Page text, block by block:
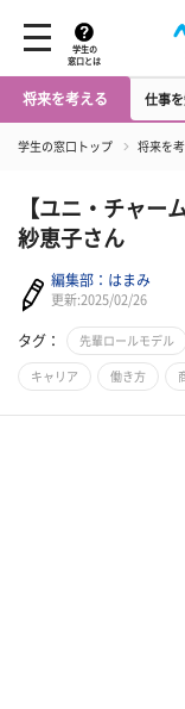
学生の
窓口とは
将来を考える 仕事
学生の窓口トップ 将来を
【ユニ・チャー
紗恵子さん
編集部：はまみ
更新:2025/02/26
タグ： 先輩ロールモデル
キャリア 働き方